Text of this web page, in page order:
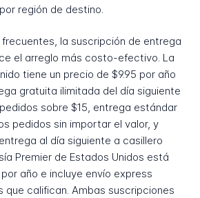
región de destino.
la suscripción de entrega
el arreglo más costo-efectivo. La
tiene un precio de $9.95 por año
gratuita ilimitada del día siguiente
sobre $15, entrega estándar
pedidos sin importar el valor, y
al día siguiente a casillero
Premier de Estados Unidos está
año e incluye envío express
que califican. Ambas suscripciones